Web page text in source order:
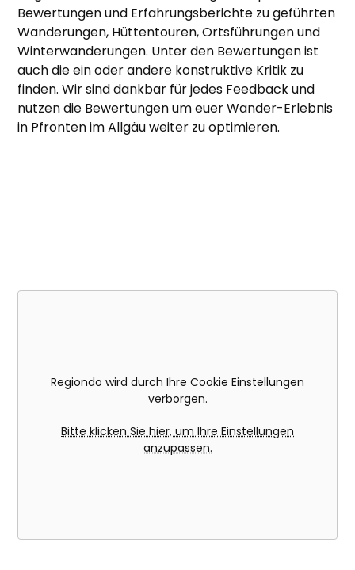
Bewertungen und Erfahrungsberichte zu geführten
Wanderungen, Hüttentouren, Ortsführungen und
Winterwanderungen. Unter den Bewertungen ist
auch die ein oder andere konstruktive Kritik zu
finden. Wir sind dankbar für jedes Feedback und
nutzen die Bewertungen um euer Wander-Erlebnis
in Pfronten im Allgäu weiter zu optimieren.
Regiondo wird durch Ihre Cookie Einstellungen
verborgen.
Bitte klicken Sie hier, um Ihre Einstellungen
anzupassen.